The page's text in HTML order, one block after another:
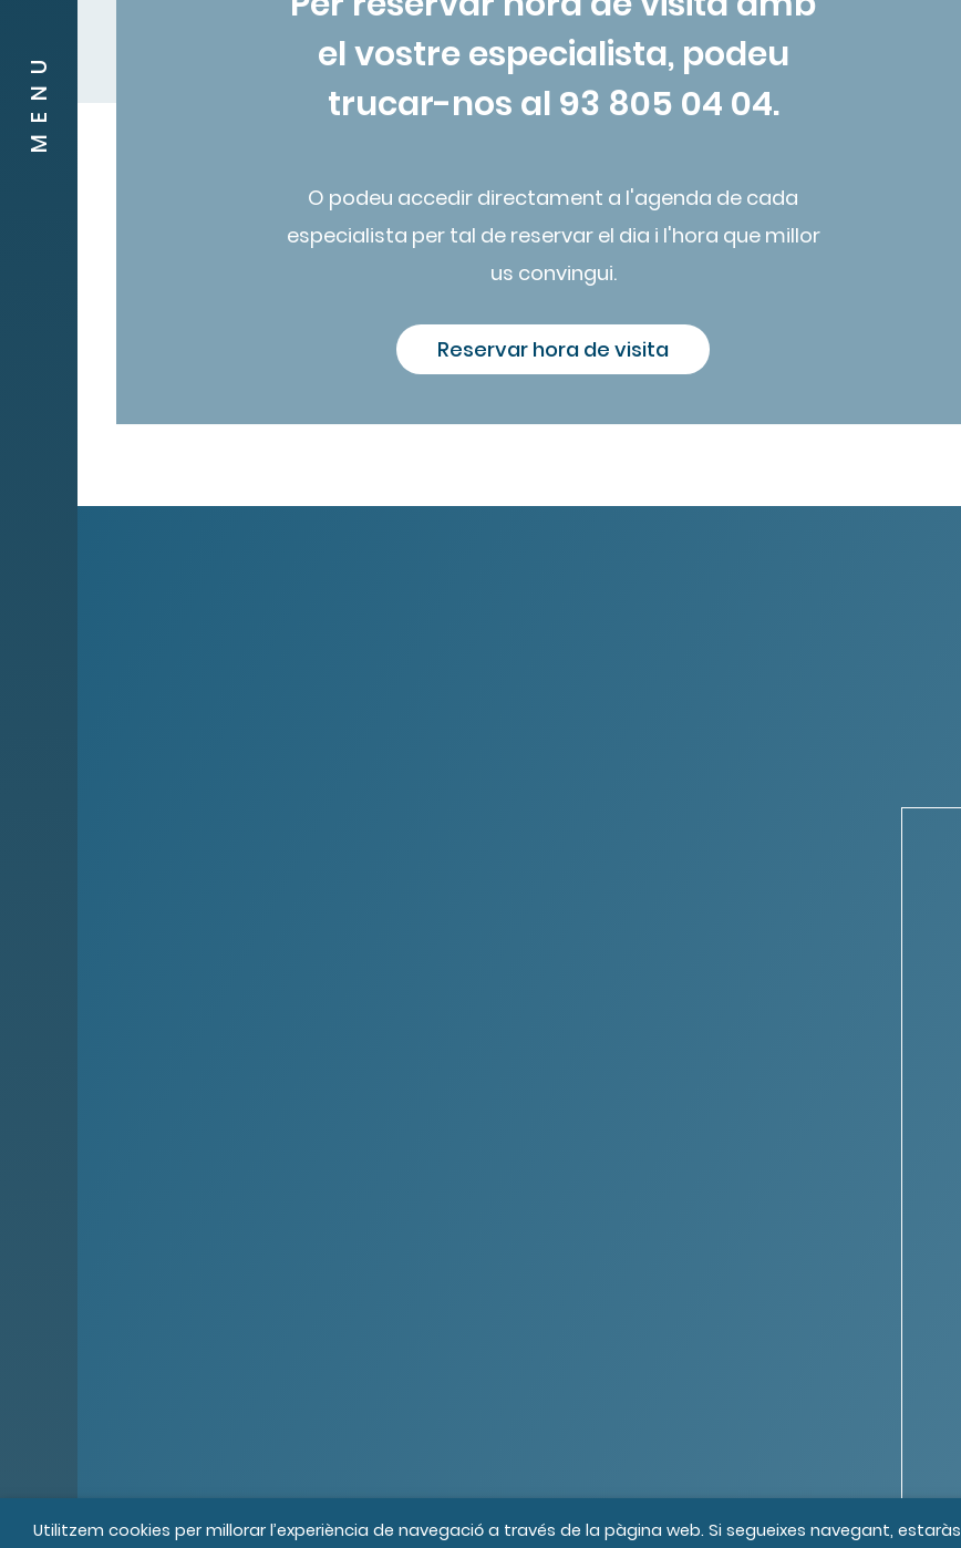
MENU
el vostre especialista, podeu
trucar-nos al 93 805 04 04.
O podeu accedir directament a l'agenda de cada
especialista per tal de reservar el dia i l'hora que millor
us convingui.
Reservar hora de visita
Utilitzem cookies per millorar l’experiència de navegació a través de la pàgina web. Si segueixes navegant, estaràs